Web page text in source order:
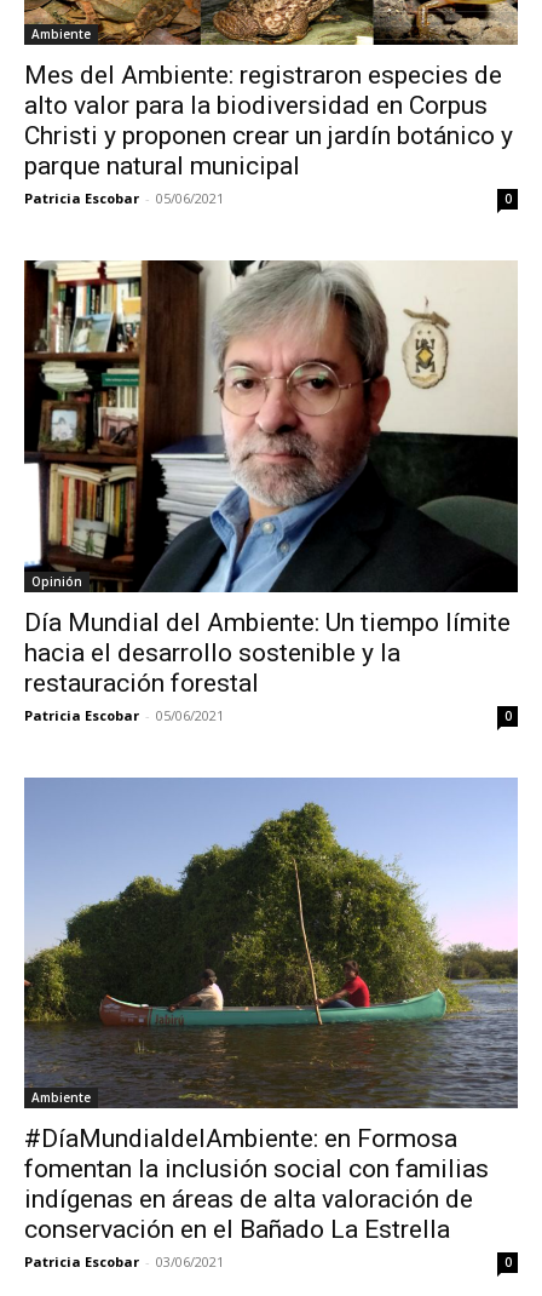
Ambiente
Mes del Ambiente: registraron especies de
alto valor para la biodiversidad en Corpus
Christi y proponen crear un jardín botánico y
parque natural municipal
Patricia Escobar - 05/06/2021 0
Opinión
Día Mundial del Ambiente: Un tiempo límite
hacia el desarrollo sostenible y la
restauración forestal
Patricia Escobar - 05/06/2021 0
Ambiente
#DíaMundialdelAmbiente: en Formosa
fomentan la inclusión social con familias
indígenas en áreas de alta valoración de
conservación en el Bañado La Estrella
Patricia Escobar - 03/06/2021 0